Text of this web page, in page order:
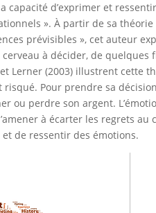
capacité d’exprimer et
». À partir de sa
prévisibles », cet auteur
à décider, de quelques
Lerner (2003) illustrent cette
Pour prendre sa
ou perdre son argent.
à écarter les regrets au
de ressentir des émotions.